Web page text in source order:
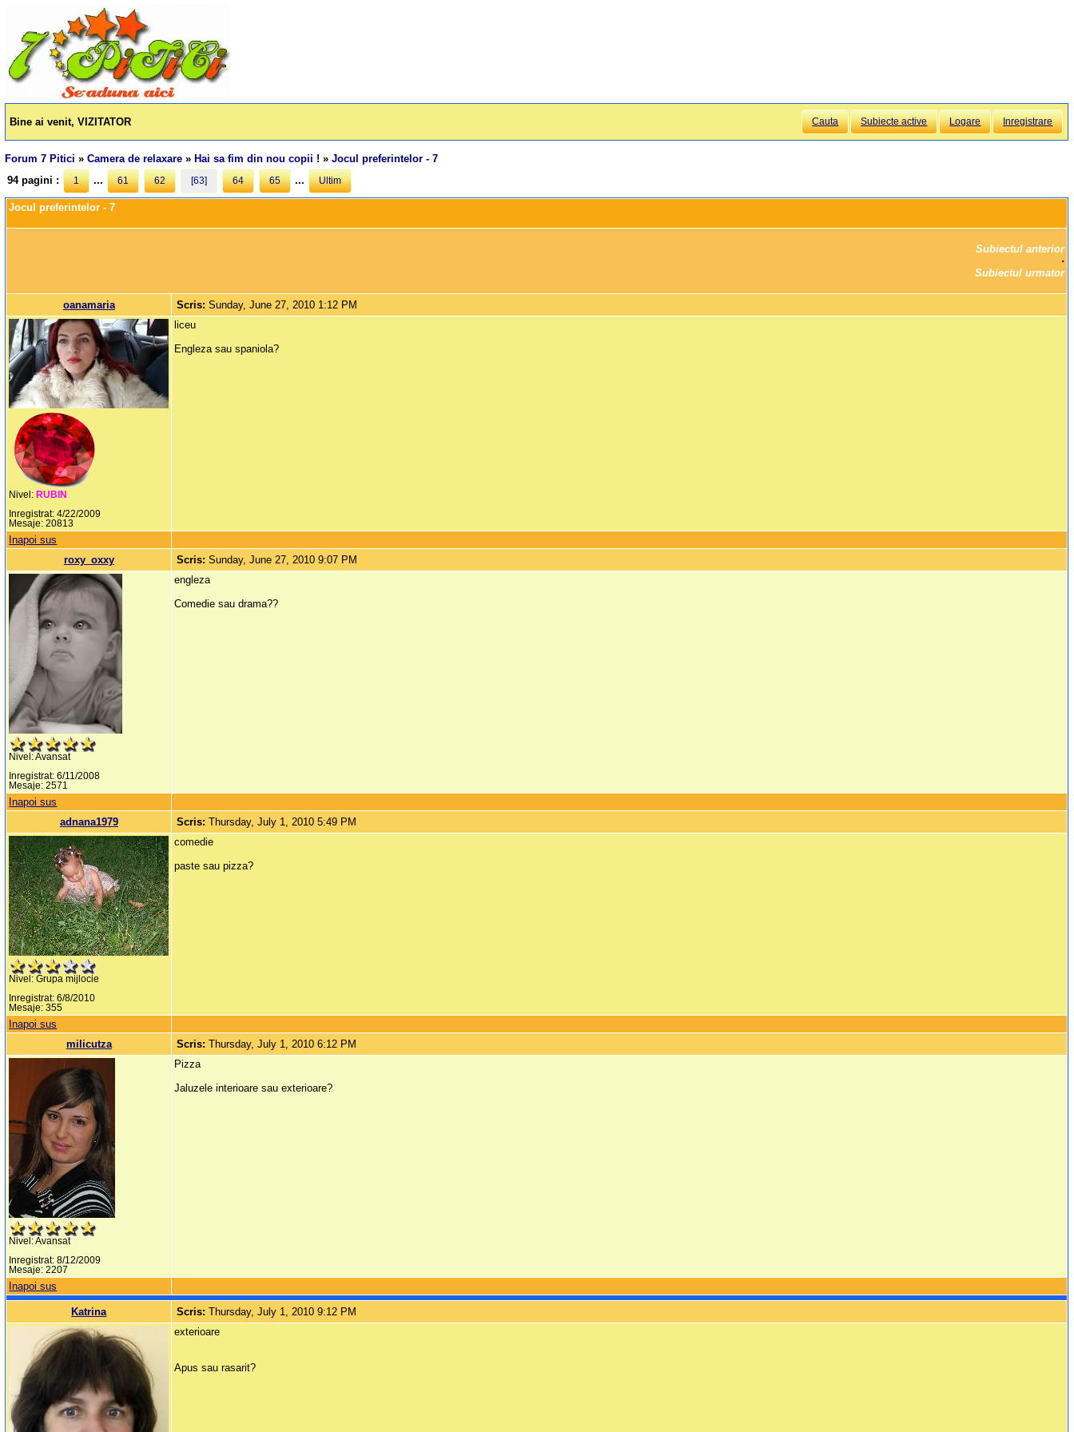
Bine ai venit, VIZITATOR Cauta Subiecte active Logare Inregistrare
Forum 7 Pitici »Camera de relaxare » Hai sa fim din nou copii ! »Jocul preferintelor - 7
94 pagini :
1 ... 61 62 [63] 64 65 ... Ultim
Jocul preferintelor - 7
Subiectul anterior
Subiectul urmator
oanamaria Scris:Sunday, June 27, 2010 1:12 PM
Nivel: RUBIN
Inregistrat: 4/22/2009
Mesaje: 20813
liceu
Engleza sau spaniola?
Inapoi sus
roxy_oxxy
Scris:Sunday, June 27, 2010 9:07 PM
Nivel: Avansat
Inregistrat: 6/11/2008
Mesaje: 2571
engleza
Comedie sau drama??
Inapoi sus
adnana1979
Scris:Thursday, July 1, 2010 5:49 PM
Nivel: Grupa mijlocie
Inregistrat: 6/8/2010
Mesaje: 355
comedie
paste sau pizza?
Inapoi sus
milicutza
Scris:Thursday, July 1, 2010 6:12 PM
Nivel: Avansat
Inregistrat: 8/12/2009
Mesaje: 2207
Pizza
Jaluzele interioare sau exterioare?
Inapoi sus
Katrina Scris:Thursday, July 1, 2010 9:12 PM
exterioare
Apus sau rasarit?